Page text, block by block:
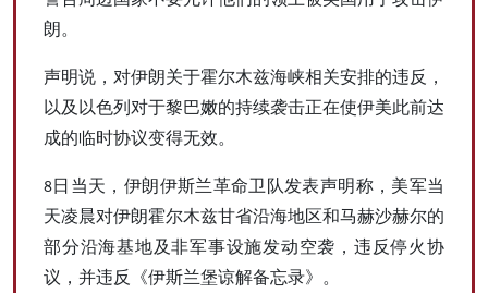
朗。
声明说，对伊朗关于霍尔木兹海峡相关安排的违反，
以及以色列对于黎巴嫩的持续袭击正在使伊美此前达
成的临时协议变得无效。
8日当天，伊朗伊斯兰革命卫队发表声明称，美军当
天凌晨对伊朗霍尔木兹甘省沿海地区和马赫沙赫尔的
部分沿海基地及非军事设施发动空袭，违反停火协
议，并违反《伊斯兰堡谅解备忘录》。